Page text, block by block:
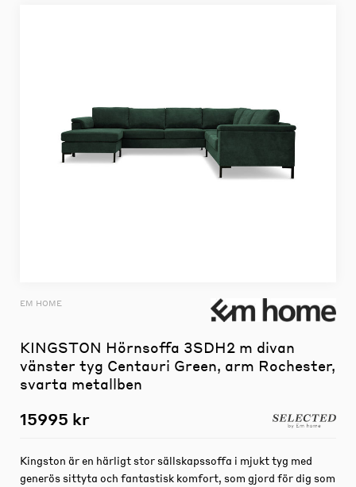
EM HOME
KINGSTON Hörnsoffa 3SDH2 m divan
vänster tyg Centauri Green, arm Rochester,
svarta metallben
15995 kr
Kingston är en härligt stor sällskapssoffa i mjukt tyg med
generös sittyta och fantastisk komfort, som gjord för dig som